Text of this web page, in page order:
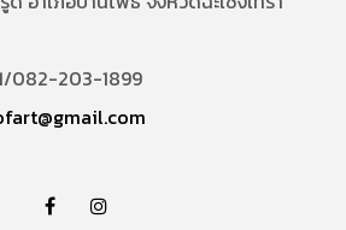
082-203-1899